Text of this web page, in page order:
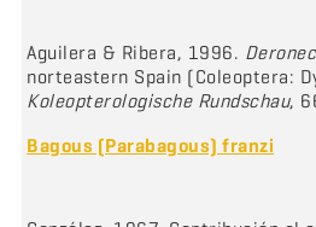
Aguilera & Ribera, 1996.
norteastern Spain (Coleoptera:
Koleopterologische Rundschau,
Bagous (Parabagous) franzi